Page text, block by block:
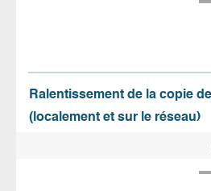
Ralentissement de la copie
(localement et sur le réseau)